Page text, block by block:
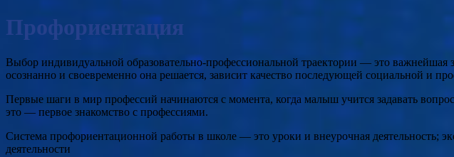
Профориентация
Выбор индивидуальной образовательно-профессиональной траектории — это важнейшая
осознанно и своевременно она решается, зависит качество последующей социальной и
Первые шаги в мир профессий начинаются с момента, когда малыш учится задавать
это — первое знакомство с профессиями.
Система профориентационной работы в школе — это уроки и внеурочная деятельность;
деятельности